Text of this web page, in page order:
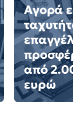
Αγορά
από
ευρώ